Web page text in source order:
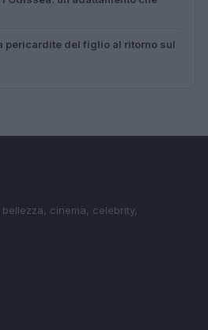
pericardite del figlio al ritorno sul
cinema, celebrity,